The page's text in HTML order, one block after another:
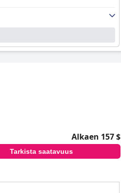
Alkaen 157 $
Tarkista saatavuus